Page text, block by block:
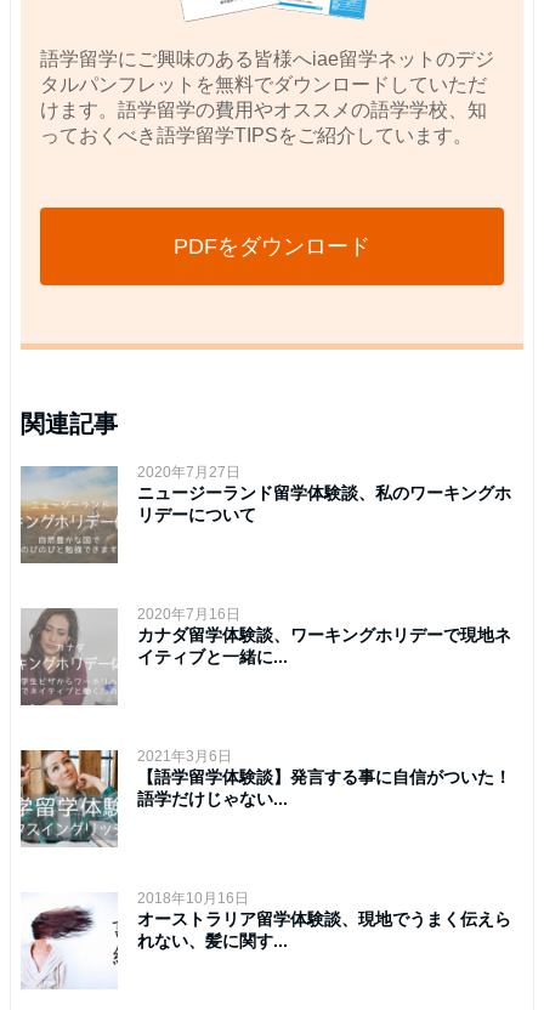
語学留学にご興味のある皆様へiae留学ネットのデジ
タルパンフレットを無料でダウンロードしていただ
けます。語学留学の費用やオススメの語学学校、知
っておくべき語学留学TIPSをご紹介しています。
PDFをダウンロード
関連記事
2020年7月27日
ニュージーランド留学体験談、私のワーキングホ
リデーについて
2020年7月16日
カナダ留学体験談、ワーキングホリデーで現地ネ
イティブと一緒に...
2021年3月6日
【語学留学体験談】発言する事に自信がついた！
語学だけじゃない...
2018年10月16日
オーストラリア留学体験談、現地でうまく伝えら
れない、髪に関す...